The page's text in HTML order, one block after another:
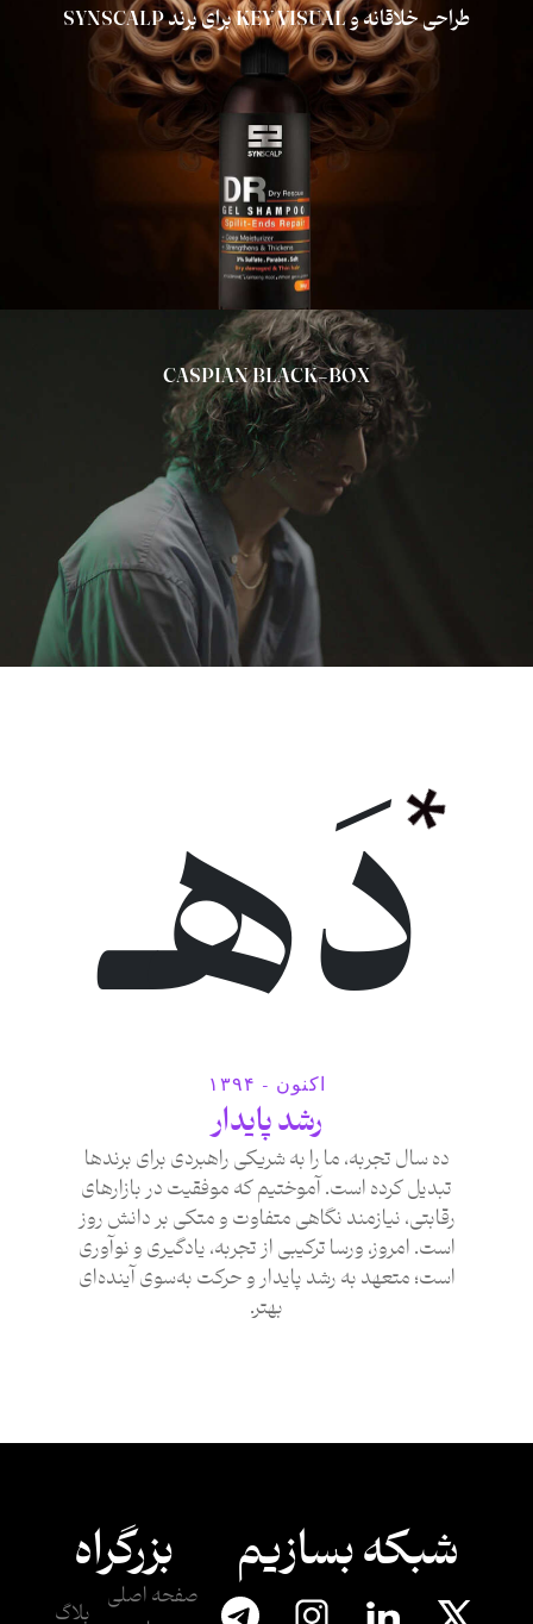
طراحی خلاقانه و KEY VISUAL برای برند SYNSCALP
CASPIAN BLACK-BOX
دَهـ
۱۳۹۴ - اکنون
رشد پایدار
ده سال تجربه، ما را به شریکی راهبردی برای برندها
تبدیل کرده است. آموختیم که موفقیت در بازارهای
رقابتی، نیازمند نگاهی متفاوت و متکی بر دانش روز
است. امروز، ورسا ترکیبی از تجربه، یادگیری و نوآوری
است؛ متعهد به رشد پایدار و حرکت به‌سوی آینده‌ای
بهتر.
شبکه بسازیم بزرگراه
صفحه اصلی
بلاگ